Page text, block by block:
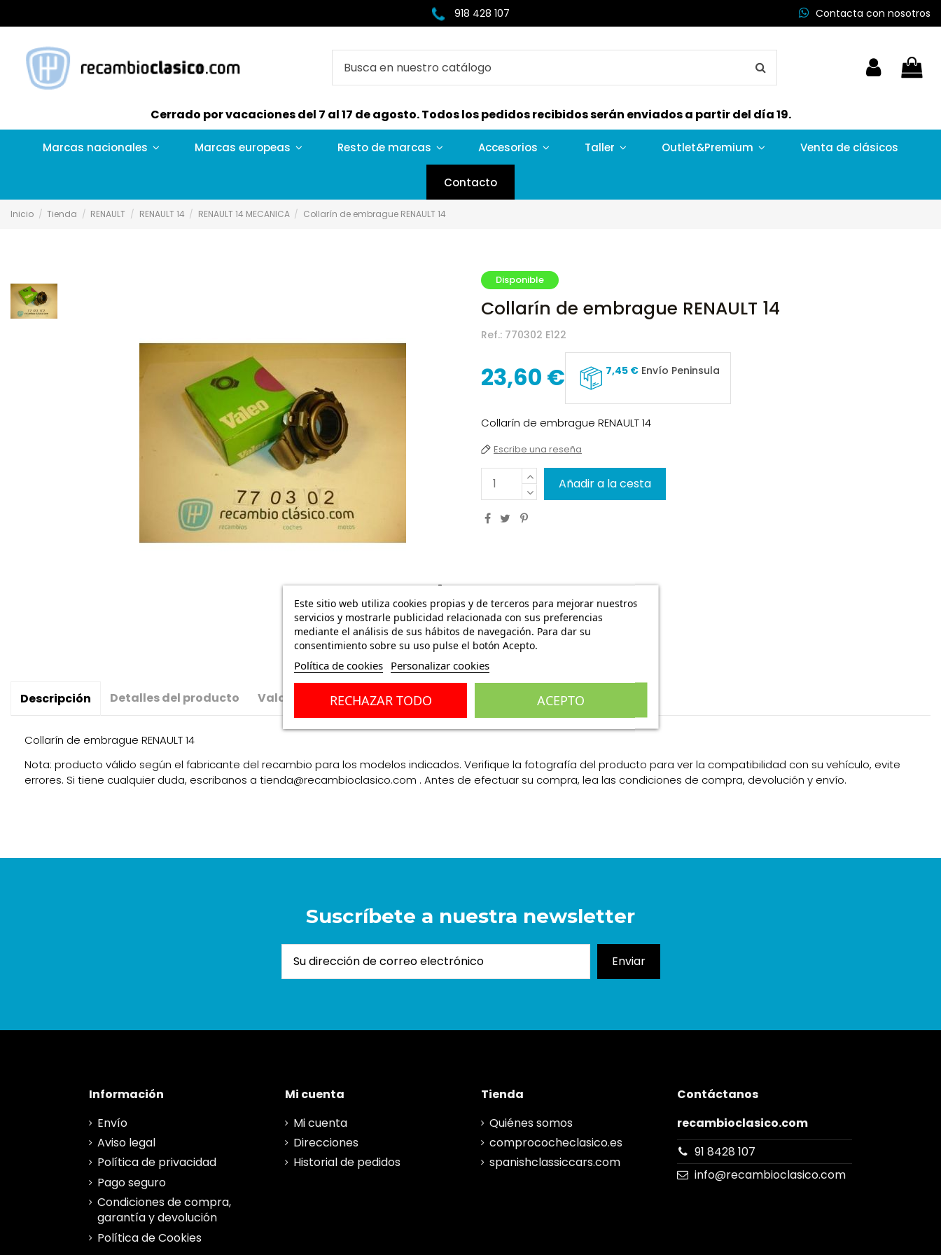
918 428 107 Contacta con nosotros
Cerrado por vacaciones del 7 al 17 de agosto. Todos los pedidos recibidos serán enviados a partir del día 19.
Marcas nacionales Marcas europeas Resto de marcas Accesorios Taller Outlet&Premium Venta de clásicos
Contacto
Inicio Tienda RENAULT RENAULT 14 RENAULT 14 MECANICA Collarín de embrague RENAULT 14
Disponible
Collarín de embrague RENAULT 14
Ref.: 770302 E122
23,60 € 7,45 € Envío Peninsula
Collarín de embrague RENAULT 14
Escribe una reseña
Añadir a la cesta
Descripción Detalles del producto Valoraciones(0)
Collarín de embrague RENAULT 14
Nota: producto válido según el fabricante del recambio para los modelos indicados. Verifique la fotografía del producto para ver la compatibilidad con su vehículo, evite
errores. Si tiene cualquier duda, escribanos a tienda@recambioclasico.com . Antes de efectuar su compra, lea las condiciones de compra, devolución y envío.
Suscríbete a nuestra newsletter
Información
Envío
Aviso legal
Política de privacidad
Pago seguro
Condiciones de compra,
garantía y devolución
Política de Cookies
Mi cuenta
Mi cuenta
Direcciones
Historial de pedidos
Tienda
Quiénes somos
comprococheclasico.es
spanishclassiccars.com
Contáctanos
recambioclasico.com
91 8428 107
info@recambioclasico.com
Este sitio web utiliza cookies propias y de terceros para mejorar nuestros
servicios y mostrarle publicidad relacionada con sus preferencias
mediante el análisis de sus hábitos de navegación. Para dar su
consentimiento sobre su uso pulse el botón Acepto.
Política de cookies Personalizar cookies
RECHAZAR TODO ACEPTO